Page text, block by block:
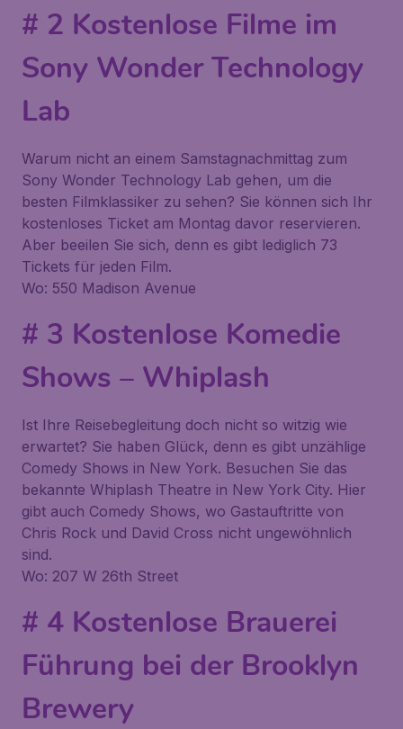
# 2 Kostenlose Filme im
Sony Wonder Technology
Lab
Warum nicht an einem Samstagnachmittag zum
Sony Wonder Technology Lab gehen, um die
besten Filmklassiker zu sehen? Sie können sich Ihr
kostenloses Ticket am Montag davor reservieren.
Aber beeilen Sie sich, denn es gibt lediglich 73
Tickets für jeden Film.
Wo: 550 Madison Avenue
# 3 Kostenlose Komedie
Shows – Whiplash
Ist Ihre Reisebegleitung doch nicht so witzig wie
erwartet? Sie haben Glück, denn es gibt unzählige
Comedy Shows in New York. Besuchen Sie das
bekannte Whiplash Theatre in New York City. Hier
gibt auch Comedy Shows, wo Gastauftritte von
Chris Rock und David Cross nicht ungewöhnlich
sind.
Wo: 207 W 26th Street
# 4 Kostenlose Brauerei
Führung bei der Brooklyn
Brewery